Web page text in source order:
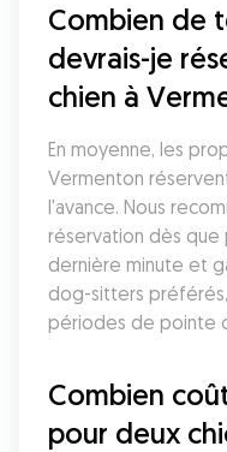
Combien de
devrais-je
chien à
En moyenne, les
Vermenton
l'avance. Nous
réservation dès que
dernière minute et
dog-sitters
périodes de pointe
Combien
pour deux